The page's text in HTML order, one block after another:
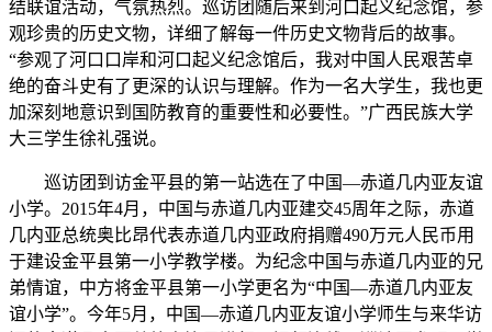
结联谊活动，气氛热烈。巡访团随后来到河口起义纪念馆，参
观珍贵的历史文物，详细了解每一件历史文物背后的故事。
“参观了河口口岸和河口起义纪念馆后，我对中国人民艰苦卓
绝的奋斗史有了更深的认识与理解。作为一名大学生，我也更
加深刻地意识到国防教育的重要性和必要性。”广西民族大学
大三学生徐礼强说。
巡访团到访金平县的第一站选在了中国—赤道几内亚友谊
小学。2015年4月，中国与赤道几内亚建交45周年之际，赤道
几内亚总统奥比昂代表赤道几内亚政府捐赠490万元人民币用
于建设金平县第一小学教学楼。为纪念中国与赤道几内亚的兄
弟情谊，中方将金平县第一小学更名为“中国—赤道几内亚友
谊小学”。今年5月，中国—赤道几内亚友谊小学师生与来华访